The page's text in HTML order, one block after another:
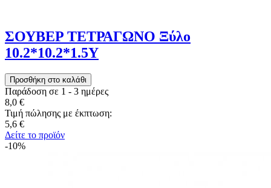
ΣΟΥΒΕΡ ΤΕΤΡΑΓΩΝΟ Ξύλο
10.2*10.2*1.5Y
Παράδοση σε 1 - 3 ημέρες
8,0 €
Τιμή πώλησης με έκπτωση:
5,6 €
Δείτε το προϊόν
-10%